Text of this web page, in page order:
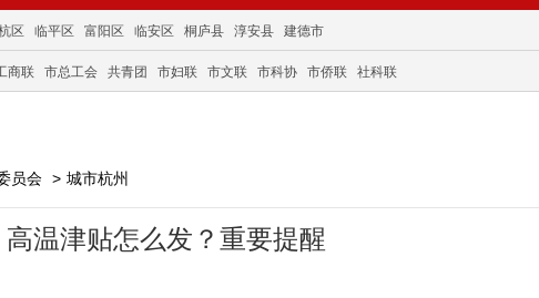
区 临平区 富阳区 临安区 桐庐县 淳安县 建德市
商联 市总工会 共青团 市妇联 市文联 市科协 市侨联 社科联
员会 > 城市杭州
温津贴怎么发？重要提醒